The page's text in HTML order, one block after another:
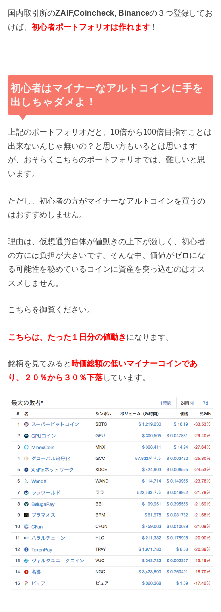
国内取引所のZAIF,Coincheck, Binanceの３つ登録してお
けば、初心者ポートフォリオは作れます ！
初心者はマイナーなアルトコインに手を
出しちゃダメよ！
上記のポートフォリオだと、10倍から100倍目指すことは
出来ないんじゃ無いの？と思い方もいるとは思います
が、おそらくこちらのポートフォリオでは、難しいと思
います。
ただし、初心者の方がマイナーなアルトコインを買うの
はおすすめしません。
理由は、仮想通貨自体が値動きの上下が激しく、初心者
の方には負担が大きいです。そんな中、価値がゼロにな
る可能性を秘めているコインに資産を突っ込むのはオス
スメしません。
こちらを御覧ください。
こちらは、たった１日分の値動きになります。
銘柄を見てみると 時価総額の低いマイナーコインであ
り、２０％から３０％下落しています。